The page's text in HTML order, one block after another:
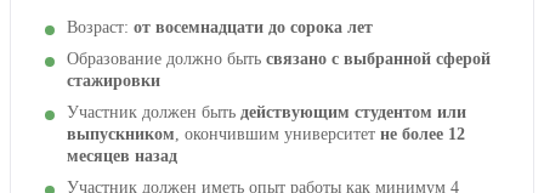
Возраст: от восемнадцати до сорока лет
Образование должно быть связано с выбранной сферой
стажировки
Участник должен быть действующим студентом или
выпускником , окончившим университет не более 12
месяцев назад
Участник должен иметь опыт работы как минимум 4